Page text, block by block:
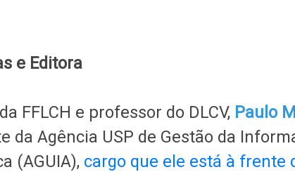
e Editora
FFLCH e professor do DLCV, Paulo
da Agência USP de Gestão da
(AGUIA), cargo que ele está à frente